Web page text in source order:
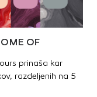
OF
prinaša kar
razdeljenih na 5